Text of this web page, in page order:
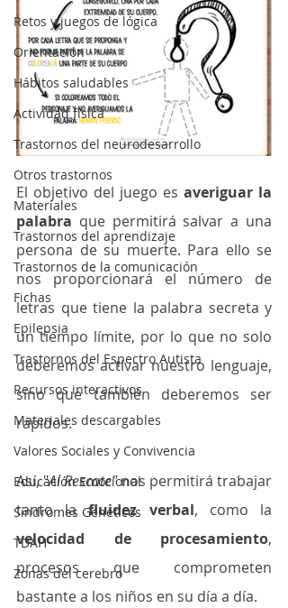
Retos y juegos de lógica
Orientación
Hábitos saludables
Actividad física
Trastornos del neurodesarrollo
Otros trastornos
Materiales
Trastornos del aprendizaje
Trastornos de la comunicación
Fichas
Epilepsia
Trastornos del Espectro Autista
Recursos interactivos
Materiales descargables
Valores Sociales y Convivencia
Educación Emocional
Síndromes Genéticos
TDAH
Zonas del cerebro
El objetivo del juego es averiguar la
palabra que permitirá salvar a una
persona de su muerte. Para ello se
nos proporcionará el número de
letras que tiene la palabra secreta y
un tiempo límite, por lo que no solo
deberemos activar nuestro lenguaje,
sino que también deberemos ser
rápidos.
Así, "Al Rescate" nos permitirá trabajar
tanto la fluidez verbal
velocidad de procesamiento,
procesos que comprometen
bastante a los niños en su día a día.